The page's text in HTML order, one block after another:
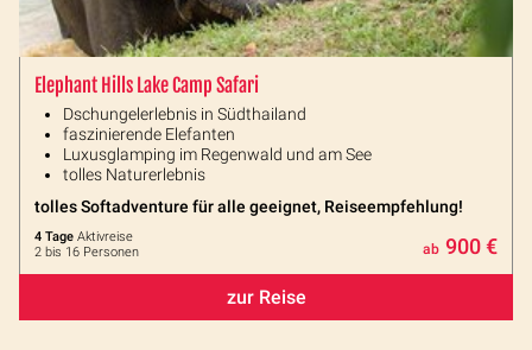
Elephant Hills Lake Camp Safari
Dschungelerlebnis in Südthailand
faszinierende Elefanten
Luxusglamping im Regenwald und am See
tolles Naturerlebnis
tolles Softadventure für alle geeignet, Reiseempfehlung!
4 Tage Aktivreise
2 bis 16 Personen
ab 900 €
zur Reise